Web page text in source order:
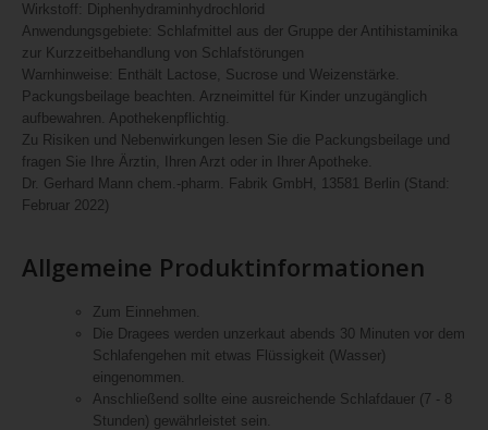
Wirkstoff: Diphenhydraminhydrochlorid
Anwendungsgebiete: Schlafmittel aus der Gruppe der Antihistaminika
zur Kurzzeitbehandlung von Schlafstörungen
Warnhinweise: Enthält Lactose, Sucrose und Weizenstärke.
Packungsbeilage beachten. Arzneimittel für Kinder unzugänglich
aufbewahren. Apothekenpflichtig.
Zu Risiken und Nebenwirkungen lesen Sie die Packungsbeilage und
fragen Sie Ihre Ärztin, Ihren Arzt oder in Ihrer Apotheke.
Dr. Gerhard Mann chem.-pharm. Fabrik GmbH, 13581 Berlin (Stand:
Februar 2022)
Allgemeine Produktinformationen
Zum Einnehmen.
Die Dragees werden unzerkaut abends 30 Minuten vor dem
Schlafengehen mit etwas Flüssigkeit (Wasser)
eingenommen.
Anschließend sollte eine ausreichende Schlafdauer (7 - 8
Stunden) gewährleistet sein.